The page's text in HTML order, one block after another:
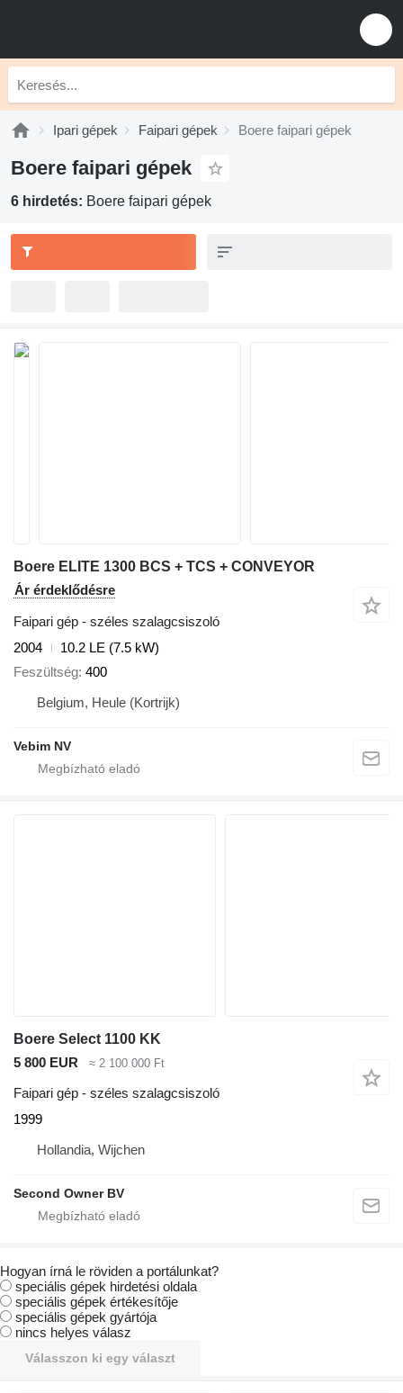
Ipari gépek Faipari gépek Boere faipari gépek
Boere faipari gépek
6 hirdetés: Boere faipari gépek
Boere ELITE 1300 BCS + TCS + CONVEYOR
Ár érdeklődésre
Faipari gép - széles szalagcsiszoló
2004
10.2 LE (7.5 kW)
Feszültség 400
Belgium, Heule (Kortrijk)
Vebim NV
Boere Select 1100 KK
5 800 EUR
≈ 2 100 000 Ft
Faipari gép - széles szalagcsiszoló
1999
Hollandia, Wijchen
Second Owner BV
Hogyan írná le röviden a portálunkat?
speciális gépek hirdetési oldala
speciális gépek értékesítője
speciális gépek gyártója
nincs helyes válasz
Válasszon ki egy választ